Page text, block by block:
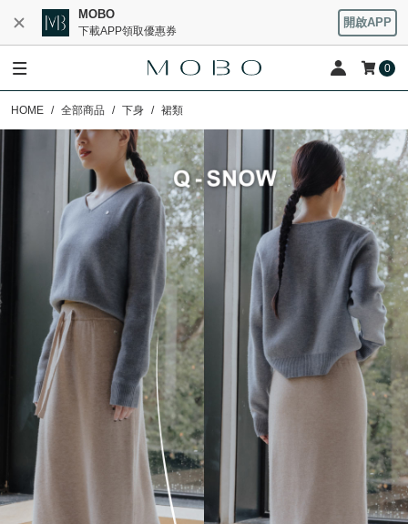
MOBO
下載APP領取優惠券
開啟APP
0
HOME 全部商品 下身 裙類